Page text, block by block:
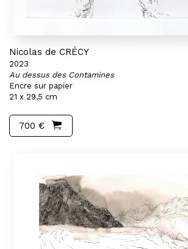
Nicolas de CRÉCY
2023
Au dessus des Contamines
Encre sur papier
21 x 29,5 cm
700 €